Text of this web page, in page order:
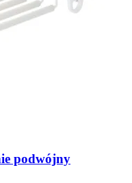
podwójny